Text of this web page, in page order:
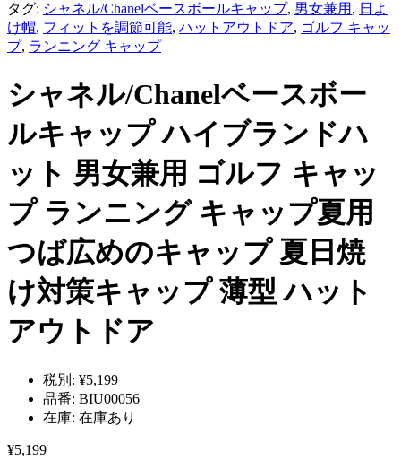
タグ: シャネル/Chanelベースボールキャップ, 男女兼用 , 日よ
け帽, フィットを調節可能, ハットアウトドア, ゴルフ キャッ
プ, ランニング キャップ
シャネル/Chanelベースボー
ルキャップ ハイブランドハ
ット 男女兼用 ゴルフ キャッ
プ ランニング キャップ夏用
つば広めのキャップ 夏日焼
け対策キャップ 薄型 ハット
アウトドア
税別: ¥5,199
品番: BIU00056
在庫: 在庫あり
¥5,199